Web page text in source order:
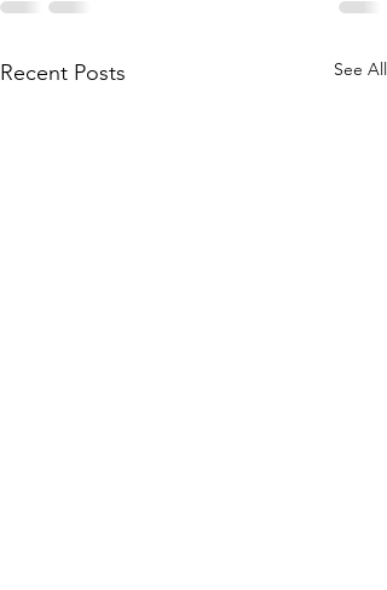
Recent Posts See All